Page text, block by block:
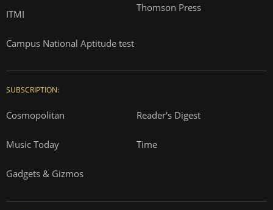
ITMI
Campus National Aptitude test
Thomson Press
SUBSCRIPTION:
Cosmopolitan Reader's Digest
Music Today Time
Gadgets & Gizmos